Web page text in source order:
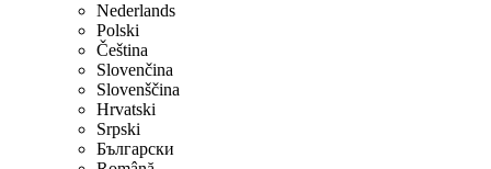
Nederlands
Polski
Čeština
Slovenčina
Slovenščina
Hrvatski
Srpski
Български